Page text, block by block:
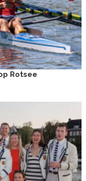
Rotsee